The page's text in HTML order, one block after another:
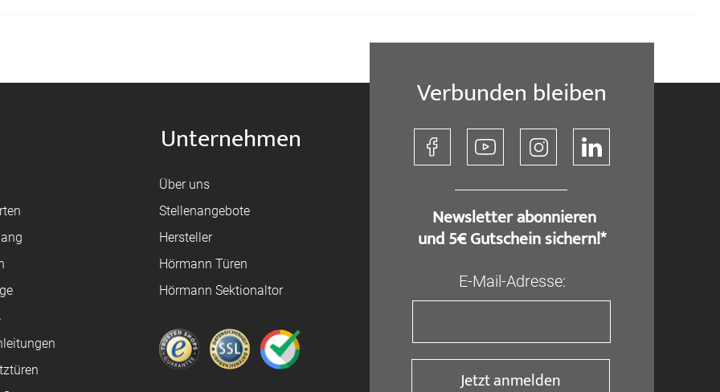
Unternehmen
Über uns
Stellenangebote
Hersteller
Hörmann Türen
Hörmann Sektionaltor
Verbunden bleiben
​ Newsletter abonnieren
und 5€ Gutschein sichern!*
E-Mail-Adresse:
Jetzt anmelden